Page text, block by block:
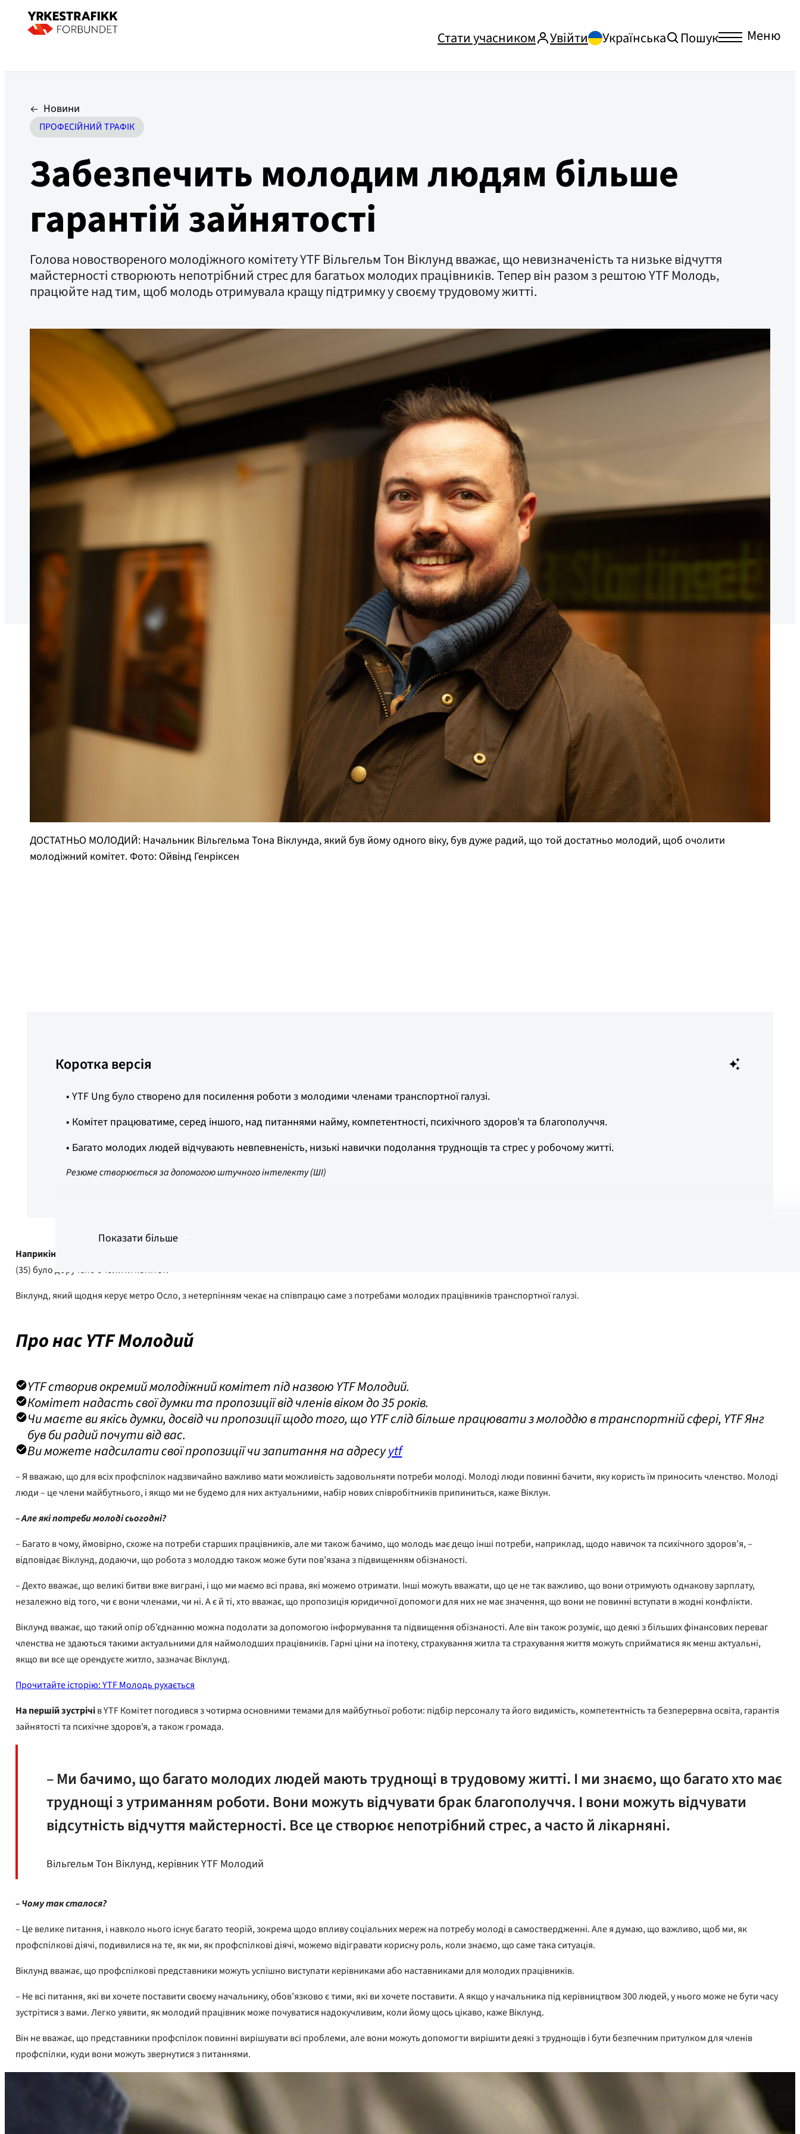
Стати учасником Увійти Українська Пошук Меню
Новини
ПРОФЕСІЙНИЙ ТРАФІК
Забезпечить молодим людям більше
гарантій зайнятості
Голова новоствореного молодіжного комітету YTF Вільгельм Тон Віклунд вважає, що невизначеність та низьке відчуття
майстерності створюють непотрібний стрес для багатьох молодих працівників. Тепер він разом з рештою YTF Молодь,
працюйте над тим, щоб молодь отримувала кращу підтримку у своєму трудовому житті.
ДОСТАТНЬО МОЛОДИЙ: Начальник Вільгельма Тона Віклунда, який був йому одного віку, був дуже радий, що той достатньо молодий, щоб очолити
молодіжний комітет. Фото: Ойвінд Генріксен
Коротка версія
YTF Ung було створено для посилення роботи з молодими членами транспортної галузі.
Комітет працюватиме, серед іншого, над питаннями найму, компетентності, психічного здоров'я та благополуччя.
Багато молодих людей відчувають невпевненість, низькі навички подолання труднощів та стрес у робочому житті.
Резюме створюється за допомогою штучного інтелекту (ШІ)
Показати більше
Наприкінці січня
(35) було доручено очолити комітет.
Віклунд, який щодня керує метро Осло, з нетерпінням чекає на співпрацю саме з потребами молодих працівників транспортної галузі.
Про нас YTF Молодий
YTF створив окремий молодіжний комітет під назвою YTF Молодий.
Комітет надасть свої думки та пропозиції від членів віком до 35 років.
Чи маєте ви якісь думки, досвід чи пропозиції щодо того, що YTF слід більше працювати з молоддю в транспортній сфері, YTF Янг
був би радий почути від вас.
Ви можете надсилати свої пропозиції чи запитання на адресуytf
– Я вважаю, що для всіх профспілок надзвичайно важливо мати можливість задовольняти потреби молоді. Молоді люди повинні бачити, яку користь їм приносить членство. Молоді
люди – це члени майбутнього, і якщо ми не будемо для них актуальними, набір нових співробітників припиниться, каже Віклун.
– Але які потреби молоді сьогодні?
– Багато в чому, ймовірно, схоже на потреби старших працівників, але ми також бачимо, що молодь має дещо інші потреби, наприклад, щодо навичок та психічного здоров’я, –
відповідає Віклунд, додаючи, що робота з молоддю також може бути пов’язана з підвищенням обізнаності.
– Дехто вважає, що великі битви вже виграні, і що ми маємо всі права, які можемо отримати. Інші можуть вважати, що це не так важливо, що вони отримують однакову зарплату,
незалежно від того, чи є вони членами, чи ні. А є й ті, хто вважає, що пропозиція юридичної допомоги для них не має значення, що вони не повинні вступати в жодні конфлікти.
Віклунд вважає, що такий опір об’єднанню можна подолати за допомогою інформування та підвищення обізнаності. Але він також розуміє, що деякі з більших фінансових переваг
членства не здаються такими актуальними для наймолодших працівників. Гарні ціни на іпотеку, страхування житла та страхування життя можуть сприйматися як менш актуальні,
якщо ви все ще орендуєте житло, зазначає Віклунд.
Прочитайте історію: YTF Молодь рухається
На першій зустрічів YTF Комітет погодився з чотирма основними темами для майбутньої роботи: підбір персоналу та його видимість, компетентність та безперервна освіта, гарантія
зайнятості та психічне здоров'я, а також громада.
– Ми бачимо, що багато молодих людей мають труднощі в трудовому житті. І ми знаємо, що багато хто має
труднощі з утриманням роботи. Вони можуть відчувати брак благополуччя. І вони можуть відчувати
відсутність відчуття майстерності. Все це створює непотрібний стрес, а часто й лікарняні.
Вільгельм Тон Віклунд, керівник YTF Молодий
– Чому так сталося?
– Це велике питання, і навколо нього існує багато теорій, зокрема щодо впливу соціальних мереж на потребу молоді в самоствердженні. Але я думаю, що важливо, щоб ми, як
профспілкові діячі, подивилися на те, як ми, як профспілкові діячі, можемо відігравати корисну роль, коли знаємо, що саме така ситуація.
Віклунд вважає, що профспілкові представники можуть успішно виступати керівниками або наставниками для молодих працівників.
– Не всі питання, які ви хочете поставити своєму начальнику, обов’язково є тими, які ви хочете поставити. А якщо у начальника під керівництвом 300 людей, у нього може не бути часу
зустрітися з вами. Легко уявити, як молодий працівник може почуватися надокучливим, коли йому щось цікаво, каже Віклунд.
Він не вважає, що представники профспілок повинні вирішувати всі проблеми, але вони можуть допомогти вирішити деякі з труднощів і бути безпечним притулком для членів
профспілки, куди вони можуть звернутися з питаннями.